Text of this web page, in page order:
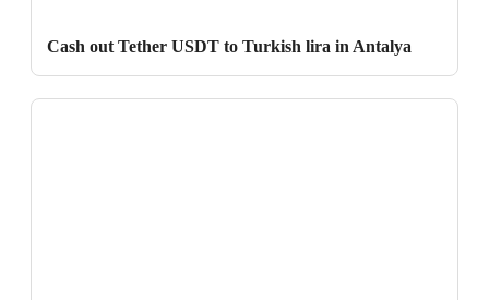
Cash out Tether USDT to Turkish lira in Antalya